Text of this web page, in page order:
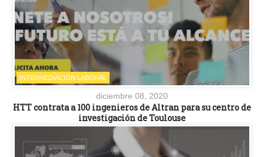
INTERMEDIACIÓN LABORAL
diciembre 08, 2020
HTT contrata a 100 ingenieros de Altran para su centro de
investigación de Toulouse